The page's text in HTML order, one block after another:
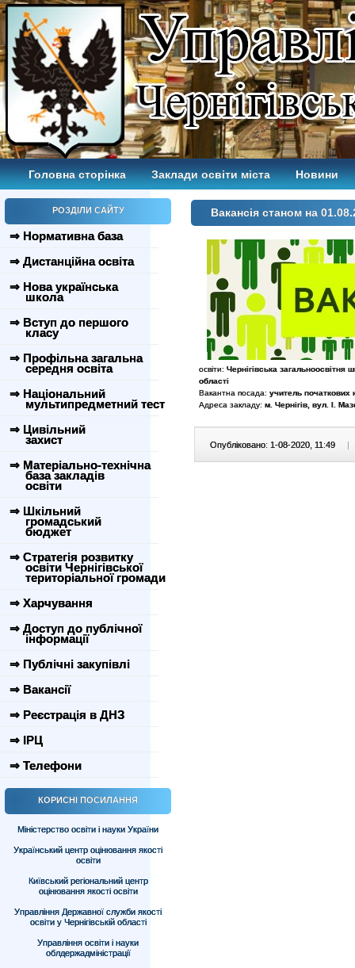
Головна сторінка Заклади освіти міста Новини
РОЗДІЛИ САЙТУ
⇒ Нормативна база
⇒ Дистанційна освіта
⇒ Нова українська
школа
⇒ Вступ до першого
класу
⇒ Профільна загальна
середня освіта
⇒ Національний
мультипредметний тест
⇒ Цивільний
захист
⇒ Матеріально-технічна
база закладів
освіти
⇒ Шкільний
громадський
бюджет
⇒ Стратегія розвитку
освіти Чернігівської
територіальної громади
⇒ Харчування
⇒ Доступ до публічної
інформації
⇒ Публічні закупівлі
⇒ Вакансії
⇒ Реєстрація в ДНЗ
⇒ ІРЦ
⇒ Телефони
КОРИСНІ ПОСИЛАННЯ
Міністерство освіти і науки України
Український центр оцінювання якості
освіти
Київський регіональний центр
оцінювання якості освіти
Управління Державної служби якості
освіти у Чернігівській області
Управління освіти і науки
облдержадміністрації
Вакансія станом на
освіти: Чернігівська загальноосвітня
області
Вакантна посада: учитель початкових
Адреса закладу: м. Чернігів, вул. І.
Опубліковано: 1-08-2020, 11:49 |